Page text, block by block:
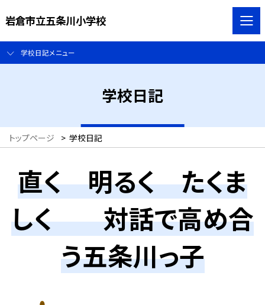
岩倉市立五条川小学校
学校日記メニュー
学校日記
トップページ > 学校日記
直く 明るく たくま
しく 対話で高め合
う五条川っ子